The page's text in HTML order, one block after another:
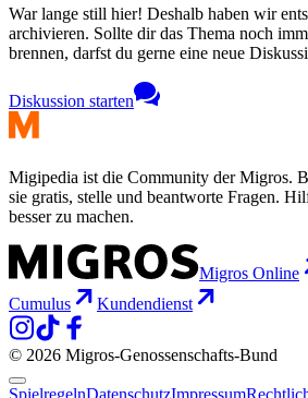
War lange still hier! Deshalb haben wir
archivieren. Sollte dir das Thema noch
brennen, darfst du gerne eine neue
Diskussion starten
Migipedia ist die Community der Migros.
sie gratis, stelle und beantworte Fragen.
besser zu machen.
Migros Online
Cumulus
Kundendienst
© 2026 Migros-Genossenschafts-Bund
SpielregelnDatenschutzImpressum